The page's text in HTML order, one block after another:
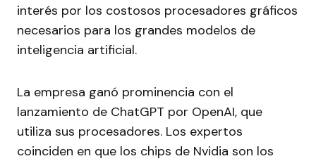
interés por los costosos procesadores gráficos
necesarios para los grandes modelos de
inteligencia artificial.
La empresa ganó prominencia con el
lanzamiento de ChatGPT por OpenAI, que
utiliza sus procesadores. Los expertos
coinciden en que los chips de Nvidia son los